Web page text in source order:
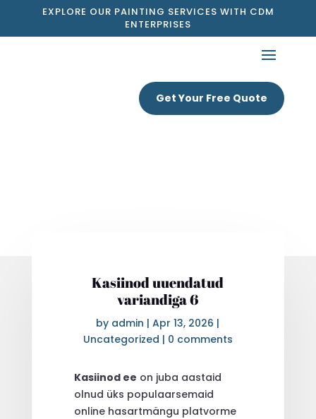
EXPLORE OUR PAINTING SERVICES WITH CDM
ENTERPRISES
Get Your Free Quote
Kasiinod uuendatud
variandiga 6
by admin |Apr 13, 2026 |
Uncategorized | 0 comments
Kasiinod ee on juba aastaid
olnud üks populaarsemaid
online hasartmängu platvorme